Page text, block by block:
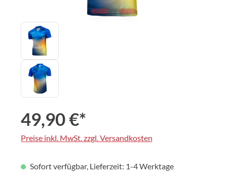
49,90 €*
Preise inkl. MwSt. zzgl. Versandkosten
Sofort verfügbar, Lieferzeit: 1-4 Werktage